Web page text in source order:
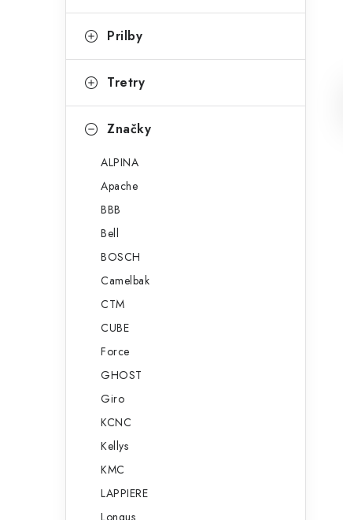
Prilby
Tretry
Značky
ALPINA
Apache
BBB
Bell
BOSCH
Camelbak
CTM
CUBE
Force
GHOST
Giro
KCNC
Kellys
KMC
LAPPIERE
Longus